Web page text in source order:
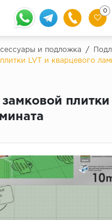
Класс
31
0
и подложка /
LVT и кварцевого
плитки